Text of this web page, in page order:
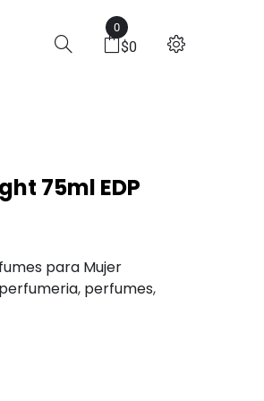
0
$0
75ml EDP
para Mujer
perfumeria, perfumes,